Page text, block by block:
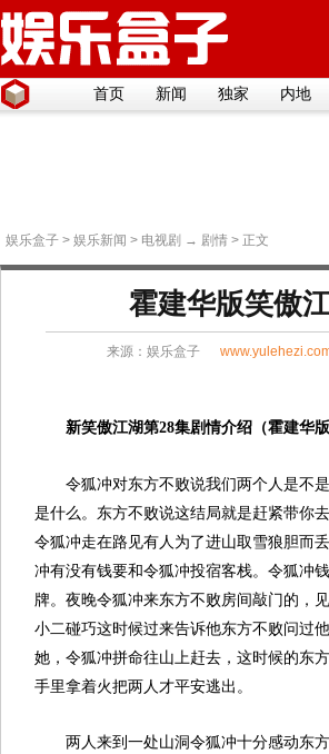
首页 新闻 独家 内地
娱乐盒子 > 娱乐新闻 > 电视剧 → 剧情 > 正文
霍建华版笑傲
来源： 娱乐盒子
新笑傲江湖第28集剧情介绍（霍建华版
令狐冲对东方不败说我们两个人是不
是什么。东方不败说这结局就是赶紧带你
令狐冲走在路见有人为了进山取雪狼胆而
冲有没有钱要和令狐冲投宿客栈。令狐冲
牌。夜晚令狐冲来东方不败房间敲门的，
小二碰巧这时候过来告诉他东方不败问过
她，令狐冲拼命往山上赶去，这时候的东
手里拿着火把两人才平安逃出。
两人来到一处山洞令狐冲十分感动东